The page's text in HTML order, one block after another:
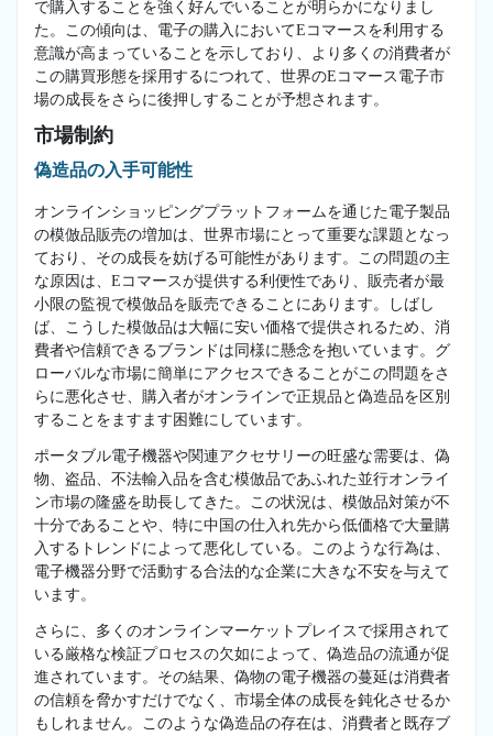
で購入することを強く好んでいることが明らかになりまし
た。この傾向は、電子の購入においてEコマースを利用する
意識が高まっていることを示しており、より多くの消費者が
この購買形態を採用するにつれて、世界のEコマース電子市
場の成長をさらに後押しすることが予想されます。
市場制約
偽造品の入手可能性
オンラインショッピングプラットフォームを通じた電子製品
の模倣品販売の増加は、世界市場にとって重要な課題となっ
ており、その成長を妨げる可能性があります。この問題の主
な原因は、Eコマースが提供する利便性であり、販売者が最
小限の監視で模倣品を販売できることにあります。しばし
ば、こうした模倣品は大幅に安い価格で提供されるため、消
費者や信頼できるブランドは同様に懸念を抱いています。グ
ローバルな市場に簡単にアクセスできることがこの問題をさ
らに悪化させ、購入者がオンラインで正規品と偽造品を区別
することをますます困難にしています。
ポータブル電子機器や関連アクセサリーの旺盛な需要は、偽
物、盗品、不法輸入品を含む模倣品であふれた並行オンライ
ン市場の隆盛を助長してきた。この状況は、模倣品対策が不
十分であることや、特に中国の仕入れ先から低価格で大量購
入するトレンドによって悪化している。このような行為は、
電子機器分野で活動する合法的な企業に大きな不安を与えて
います。
さらに、多くのオンラインマーケットプレイスで採用されて
いる厳格な検証プロセスの欠如によって、偽造品の流通が促
進されています。その結果、偽物の電子機器の蔓延は消費者
の信頼を脅かすだけでなく、市場全体の成長を鈍化させるか
もしれません。このような偽造品の存在は、消費者と既存ブ